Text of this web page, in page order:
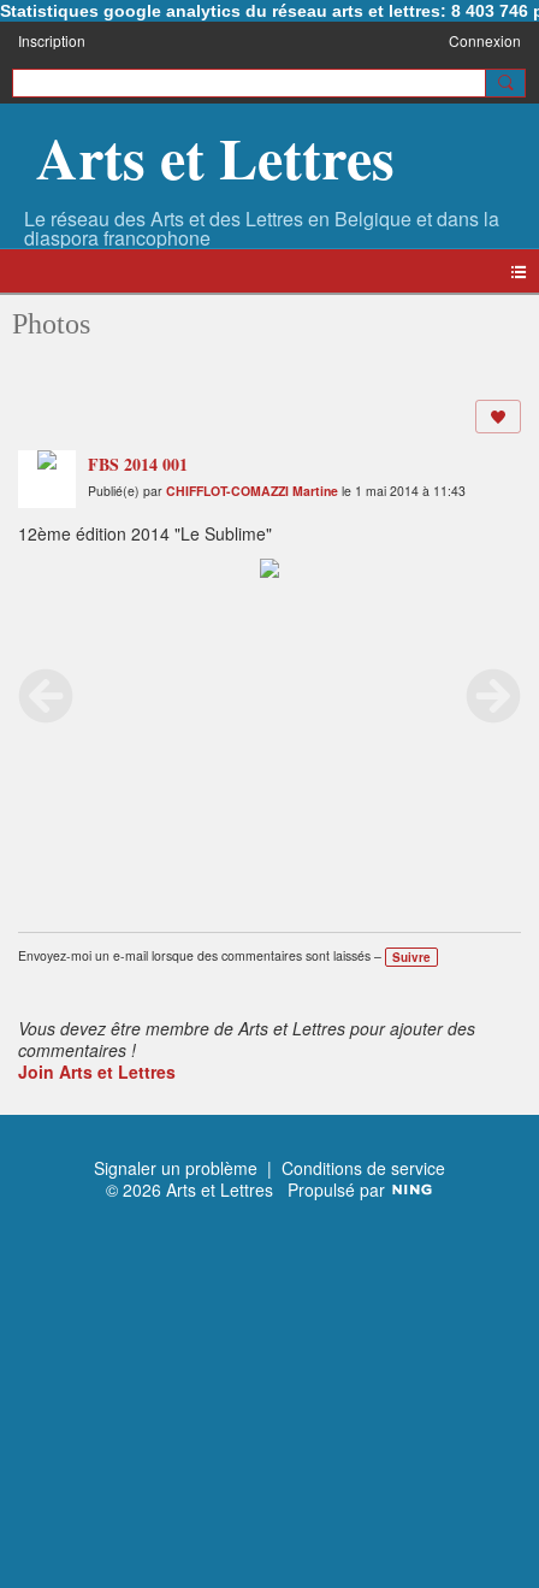
Statistiques google analytics du réseau arts et lettres: 8 403 746
Inscription Connexion
Arts et Lettres
Photos
FBS 2014 001
Publié(e) par CHIFFLOT-COMAZZI Martine le 1 mai 2014 à 11:43
12ème édition 2014 "Le Sublime"
Envoyez-moi un e-mail lorsque des commentaires sont laissés – Suivre
Vous devez être membre de Arts et Lettres pour ajouter des
commentaires !
Join Arts et Lettres
Signaler un problème | Conditions de service
© 2026 Arts et Lettres Propulsé par